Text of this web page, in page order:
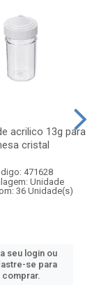
acrilico 13g para
cristal
471628
Unidade
36 Unidade(s)
seu login ou
se para
comprar.